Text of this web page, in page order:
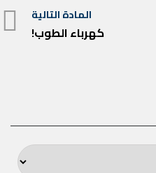
المادة التالية
المادة كهرباء الطوب!